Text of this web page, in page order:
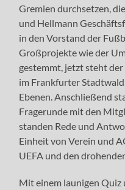
Gremien durchsetzen,
und Hellmann
in den Vorstand der
Großprojekte wie der
gestemmt, jetzt steht
im Frankfurter
Ebenen. Anschließend
Fragerunde mit den
standen Rede und
Einheit von Verein und
UEFA und den
Mit einem launigen Quiz